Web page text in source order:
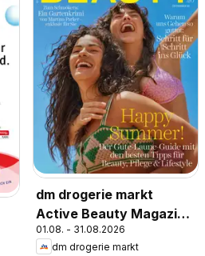
dm drogerie markt
Active Beauty Magazin
07,08/2026
01.08. - 31.08.2026
dm drogerie markt